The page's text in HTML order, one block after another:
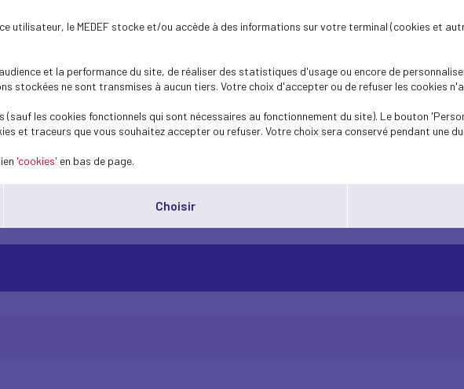
publics aux entreprises pour les aider à faire
répercussions économiques sont multiples et il n'est
Un document récapitulatif en pièce jointe leur
adapté.
toutes les aides disponibles selon la taille des entreprises.
des entreprises un tableau récapitulant toutes les aides région par région.
explique et organise les aides disponibles pour les entreprises
de BPI France
utilisateur, le MEDEF stocke et/ou accède à des informations sur votre terminal (cookies et
et la performance du site, de réaliser des statistiques d'usage ou encore de
stockées ne sont transmises à aucun tiers. Votre choix d'accepter ou de refuser les cookies
(sauf les cookies fonctionnels qui sont nécessaires au fonctionnement du site). Le bouton
et traceurs que vous souhaitez accepter ou refuser. Votre choix sera conservé pendant une
'cookies' en bas de page.
Choisir